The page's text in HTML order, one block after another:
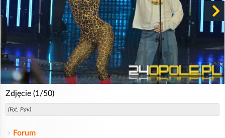
Zdjęcie (1/50)
(Fot. Pav)
Forum